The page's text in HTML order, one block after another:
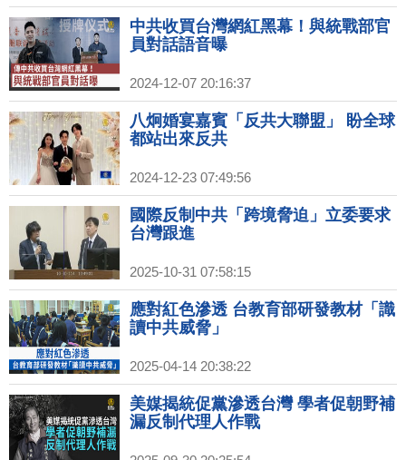
中共收買台灣網紅黑幕！與統戰部官
員對話語音曝
2024-12-07 20:16:37
八炯婚宴嘉賓「反共大聯盟」 盼全球
都站出來反共
2024-12-23 07:49:56
國際反制中共「跨境脅迫」立委要求
台灣跟進
2025-10-31 07:58:15
應對紅色滲透 台教育部研發教材「識
讀中共威脅」
2025-04-14 20:38:22
美媒揭統促黨滲透台灣 學者促朝野補
漏反制代理人作戰